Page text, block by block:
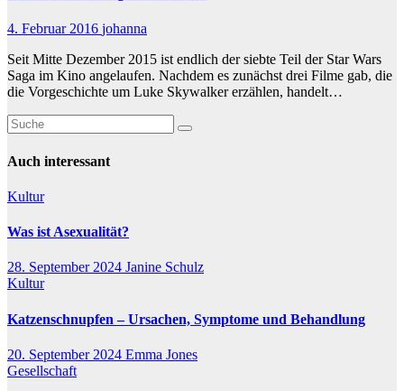
4. Februar 2016 johanna
Seit Mitte Dezember 2015 ist endlich der siebte Teil der Star Wars
Saga im Kino angelaufen. Nachdem es zunächst drei Filme gab, die
die Vorgeschichte um Luke Skywalker erzählen, handelt…
Auch interessant
Kultur
Was ist Asexualität?
28. September 2024 Janine Schulz
Kultur
Katzenschnupfen – Ursachen, Symptome und Behandlung
20. September 2024 Emma Jones
Gesellschaft